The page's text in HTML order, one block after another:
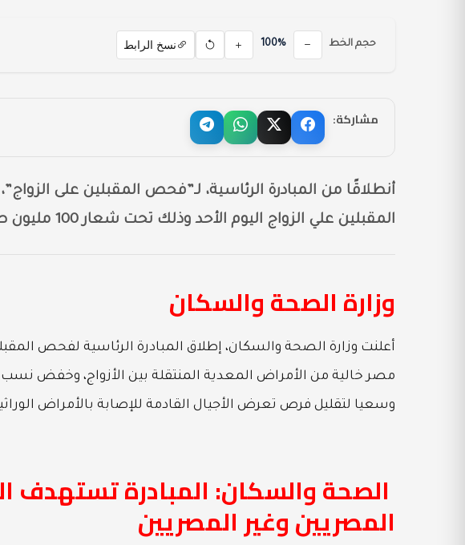
حجم الخط 100% نسخ الرابط
مشاركة:
أنطلاقًا من المبادرة الرئاسية، لـ”فحص المقبلين على
المقبلين علي الزواج اليوم الأحد وذلك تحت شعار 100 مليون صحة.
وزارة الصحة والسكان
أعلنت وزارة الصحة والسكان، إطلاق المبادرة الرئاسية لفحص
مصر خالية من الأمراض المعدية المنتقلة بين الأزواج، وخفض نسب
وسعيا لتقليل فرص تعرض الأجيال القادمة للإصابة بالأمراض
الصحة والسكان: المبادرة تستهدف
المصريين وغير المصريين